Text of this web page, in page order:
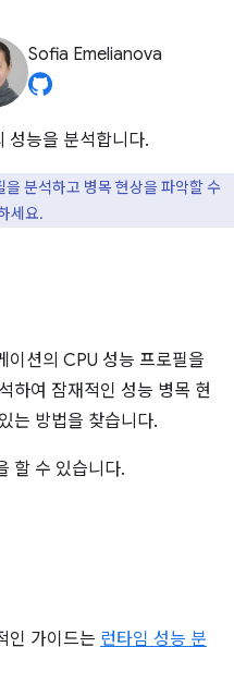
Sofia Emelianova
성능을 분석합니다.
분석하고 병목 현상을 파악할 수
세요.
이션의 CPU 성능 프로필을
하여 잠재적인 성능 병목 현
는 방법을 찾습니다.
할 수 있습니다.
인 가이드는 런타임 성능 분